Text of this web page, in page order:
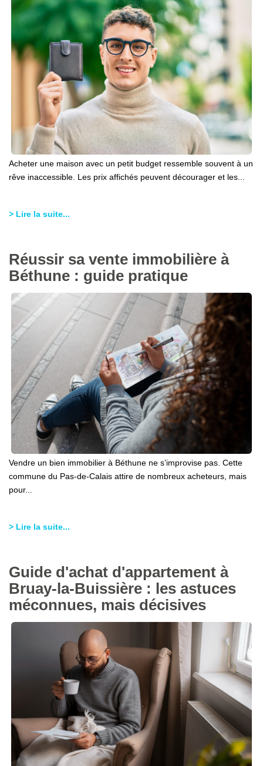
Acheter une maison avec un petit budget ressemble souvent à un
rêve inaccessible. Les prix affichés peuvent décourager et les...
> Lire la suite...
Réussir sa vente immobilière à
Béthune : guide pratique
Vendre un bien immobilier à Béthune ne s’improvise pas. Cette
commune du Pas-de-Calais attire de nombreux acheteurs, mais
pour...
> Lire la suite...
Guide d'achat d'appartement à
Bruay-la-Buissière : les astuces
méconnues, mais décisives